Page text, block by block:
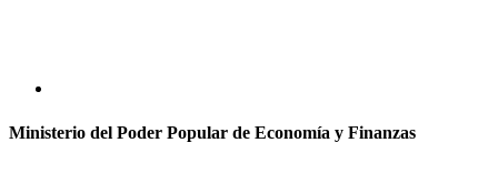
Ministerio del Poder Popular de Economía y Finanzas